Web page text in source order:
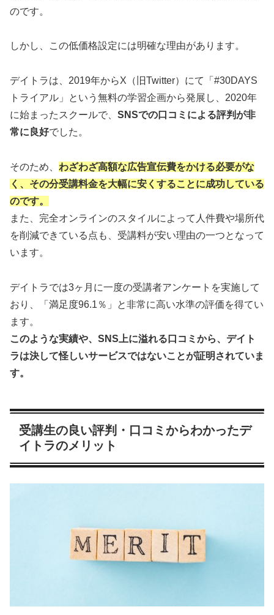
のです。
しかし、この低価格設定には明確な理由があります。
デイトラは、2019年からX（旧Twitter）にて「#30DAYS
トライアル」という無料の学習企画から発展し、2020年
に始まったスクールで、 SNSでの口コミによる評判が非
常に良好でした。
そのため、 わざわざ高額な広告宣伝費をかける必要がな
く、その分受講料金を大幅に安くすることに成功している
のです。
また、完全オンラインのスタイルによって人件費や場所代
を削減できている点も、受講料が安い理由の一つとなって
います。
デイトラでは3ヶ月に一度の受講者アンケートを実施して
おり、「満足度96.1％」と非常に高い水準の評価を得てい
ます。
このような実績や、SNS上に溢れる口コミから、デイト
ラは決して怪しいサービスではないことが証明されていま
す。
受講生の良い評判・口コミからわかったデ
イトラのメリット